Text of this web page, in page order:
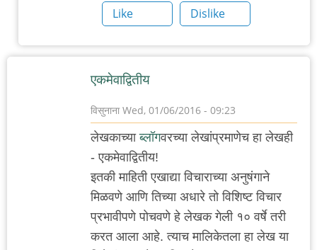
Like
Dislike
एकमेवाद्वितीय
विसुनाना Wed, 01/06/2016 - 09:23
लेखकाच्याब्लॉगवरच्या लेखांप्रमाणेच हा लेखही
- एकमेवाद्वितीय!
इतकी माहिती एखाद्या विचाराच्या अनुषंगाने
मिळवणे आणि तिच्या अधारे तो विशिष्ट विचार
प्रभावीपणे पोचवणे हे लेखक गेली १० वर्षे तरी
करत आला आहे. त्याच मालिकेतला हा लेख या